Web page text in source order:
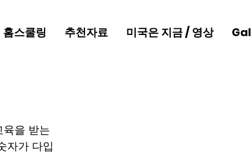
홈스쿨링 추천자료 미국은 지금 / 영상
육을 받는
자가 다입